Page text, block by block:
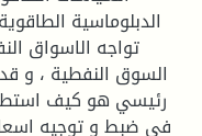
الدبلوماسية
تواجه الاسواق
السوق النفطية ، و
رئيسي هو كيف
في ضبط و توجيه